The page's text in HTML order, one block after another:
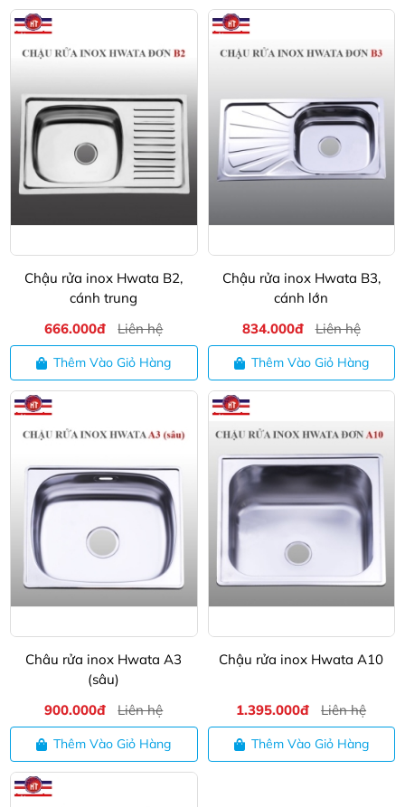
Chậu rửa inox Hwata B2,
cánh trung
666.000đ
Liên hệ
Thêm Vào Giỏ Hàng
Chậu rửa inox Hwata B3,
cánh lớn
834.000đ
Liên hệ
Thêm Vào Giỏ Hàng
Châu rửa inox Hwata A3
(sâu)
900.000đ
Liên hệ
Thêm Vào Giỏ Hàng
Chậu rửa inox Hwata A10
1.395.000đ Liên hệ
Thêm Vào Giỏ Hàng